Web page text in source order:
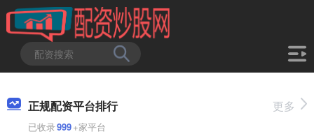
正规配资平台排行
已收录999+家平台
更多